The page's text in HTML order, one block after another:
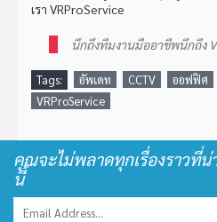
เรา VRProService
นึกถึงทีมงานมืออาชีพนึกถึง
Tags: อัพเดท CCTV ออฟฟิศ
VRProService
คุณจะไม่พลาดทุกเรื่องราวที่
นี้